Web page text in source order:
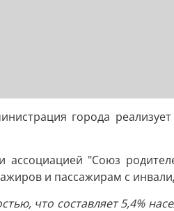
города
и ассоциацией "Союз
и пассажирам с
что составляет 5,4%